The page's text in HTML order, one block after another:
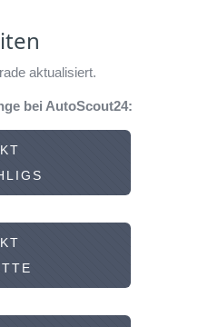
aktualisiert.
bei AutoScout24: